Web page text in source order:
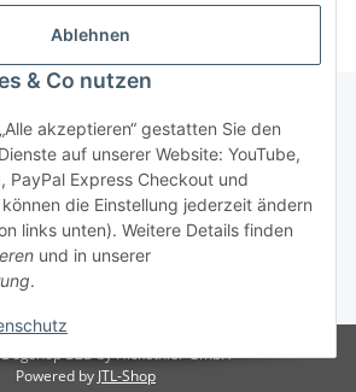
Ablehnen
& Co nutzen
akzeptieren“ gestatten Sie den
auf unserer Website: YouTube,
PayPal Express Checkout und
die Einstellung jederzeit ändern
links unten). Weitere Details finden
und in unserer
.
USt.
B2B by Hickethier GmbH
Powered by JTL-Shop